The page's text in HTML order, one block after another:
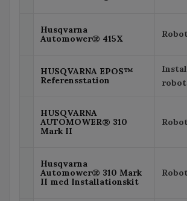
Husqvarna
Automower® 415X
HUSQVARNA EPOS™
Referensstation
HUSQVARNA
AUTOMOWER® 310
Mark II
Husqvarna
Automower® 310 Mark
II med Installationskit